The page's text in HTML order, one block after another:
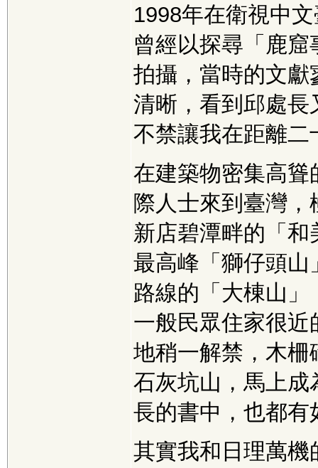
1998年在衛視中
曾經以探尋「鹿
拍攝，當時的文
清晰，看到邱處
不禁讓我在距離
在建築物密集高
際人士來到臺灣
新店碧潭畔的「
最高峰「獅仔頭
路線的「大棟山
一般民眾住家很
地稍一解禁，木
石灰坑山，馬上
長的書中，也都
其實我和日理萬